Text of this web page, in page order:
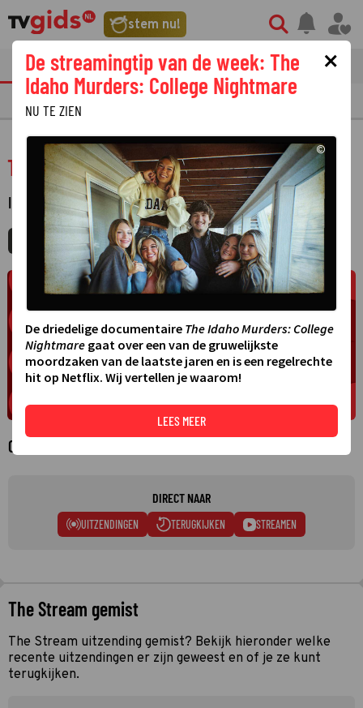
stem nu!
tvgids streaming nieuws
PRIMETIME GEMIST
The Stream
INFORMATIEF ·
MIJNGIDS AGENDA DELEN
Over The Stream
DIRECT NAAR
UITZENDINGEN TERUGKIJKEN STREAMEN
The Stream gemist
The Stream uitzending gemist? Bekijk hieronder welke
recente uitzendingen er zijn geweest en of je ze kunt
terugkijken.
×
De streamingtip van de week: The
Idaho Murders: College Nightmare
NU TE ZIEN
©
De driedelige documentaire The Idaho Murders: College
Nightmare gaat over een van de gruwelijkste
moordzaken van de laatste jaren en is een regelrechte
hit op Netflix. Wij vertellen je waarom!
LEES MEER